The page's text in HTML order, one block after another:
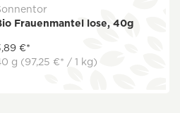
Frauenmantel lose, 40g
€*
g (97,25 €* / 1 kg)